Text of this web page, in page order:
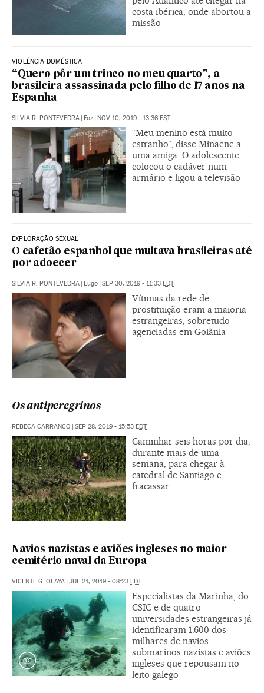
costa ibérica, onde abortou a
missão
VIOLÊNCIA DOMÉSTICA
“Quero pôr um trinco no meu quarto”, a
brasileira assassinada pelo filho de 17 anos na
Espanha
SILVIA R. PONTEVEDRA | Foz | NOV 10, 2019 - 13:36 EST
“Meu menino está muito
estranho”, disse Minaene a
uma amiga. O adolescente
colocou o cadáver num
armário e ligou a televisão
EXPLORAÇÃO SEXUAL
O cafetão espanhol que multava brasileiras até
por adoecer
SILVIA R. PONTEVEDRA | Lugo | SEP 30, 2019 - 11:33 EDT
Vítimas da rede de
prostituição eram a maioria
estrangeiras, sobretudo
agenciadas em Goiânia
Os antiperegrinos
REBECA CARRANCO | SEP 28, 2019 - 15:53 EDT
Caminhar seis horas por dia,
durante mais de uma
semana, para chegar à
catedral de Santiago e
fracassar
Navios nazistas e aviões ingleses no maior
cemitério naval da Europa
VICENTE G. OLAYA | JUL 21, 2019 - 08:23 EDT
Especialistas da Marinha, do
CSIC e de quatro
universidades estrangeiras já
identificaram 1.600 dos
milhares de navios,
submarinos nazistas e aviões
ingleses que repousam no
leito galego